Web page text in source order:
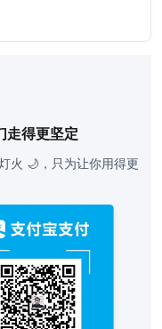
走得更坚定
火 🌙，只为让你用得更